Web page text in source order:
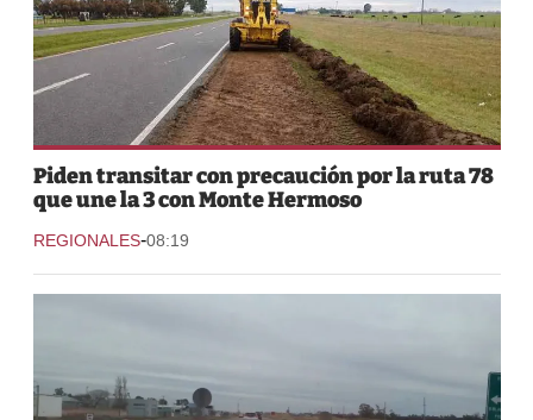
Piden transitar con precaución por la ruta 78
que une la 3 con Monte Hermoso
REGIONALES-08:19